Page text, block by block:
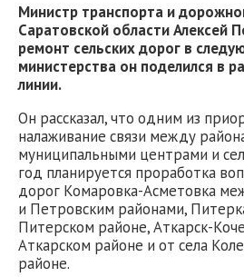
Министр транспорта и
Саратовской области Алексей
ремонт сельских дорог в
министерства он поделился в
линии.
Он рассказал, что одним из
налаживание связи между
муниципальными центрами и
год планируется проработка
дорог Комаровка-Асметовка
и Петровским районами,
Питерском районе, Аткарск-
Аткарском районе и от села
районе.